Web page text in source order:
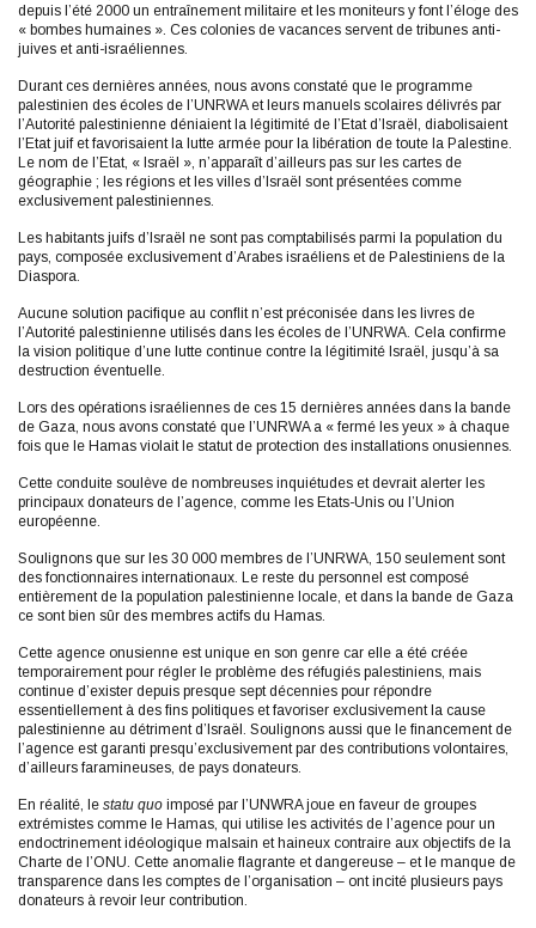
depuis l’été 2000 un entraînement militaire et les moniteurs y font l’éloge des
« bombes humaines ». Ces colonies de vacances servent de tribunes anti-
juives et anti-israéliennes.
Durant ces dernières années, nous avons constaté que le programme
palestinien des écoles de l’UNRWA et leurs manuels scolaires délivrés par
l’Autorité palestinienne déniaient la légitimité de l’Etat d’Israël, diabolisaient
l’Etat juif et favorisaient la lutte armée pour la libération de toute la Palestine.
Le nom de l’Etat, « Israël », n’apparaît d’ailleurs pas sur les cartes de
géographie ; les régions et les villes d’Israël sont présentées comme
exclusivement palestiniennes.
Les habitants juifs d’Israël ne sont pas comptabilisés parmi la population du
pays, composée exclusivement d’Arabes israéliens et de Palestiniens de la
Diaspora.
Aucune solution pacifique au conflit n’est préconisée dans les livres de
l’Autorité palestinienne utilisés dans les écoles de l’UNRWA. Cela confirme
la vision politique d’une lutte continue contre la légitimité Israël, jusqu’à sa
destruction éventuelle.
Lors des opérations israéliennes de ces 15 dernières années dans la bande
de Gaza, nous avons constaté que l’UNRWA a « fermé les yeux » à chaque
fois que le Hamas violait le statut de protection des installations onusiennes.
Cette conduite soulève de nombreuses inquiétudes et devrait alerter les
principaux donateurs de l’agence, comme les Etats-Unis ou l’Union
européenne.
Soulignons que sur les 30 000 membres de l’UNRWA, 150 seulement sont
des fonctionnaires internationaux. Le reste du personnel est composé
entièrement de la population palestinienne locale, et dans la bande de Gaza
ce sont bien sûr des membres actifs du Hamas.
Cette agence onusienne est unique en son genre car elle a été créée
temporairement pour régler le problème des réfugiés palestiniens, mais
continue d’exister depuis presque sept décennies pour répondre
essentiellement à des fins politiques et favoriser exclusivement la cause
palestinienne au détriment d’Israël. Soulignons aussi que le financement de
l’agence est garanti presqu’exclusivement par des contributions volontaires,
d’ailleurs faramineuses, de pays donateurs.
En réalité, le statu quo imposé par l’UNWRA joue en faveur de groupes
extrémistes comme le Hamas, qui utilise les activités de l’agence pour un
endoctrinement idéologique malsain et haineux contraire aux objectifs de la
Charte de l’ONU. Cette anomalie flagrante et dangereuse – et le manque de
transparence dans les comptes de l’organisation – ont incité plusieurs pays
donateurs à revoir leur contribution.